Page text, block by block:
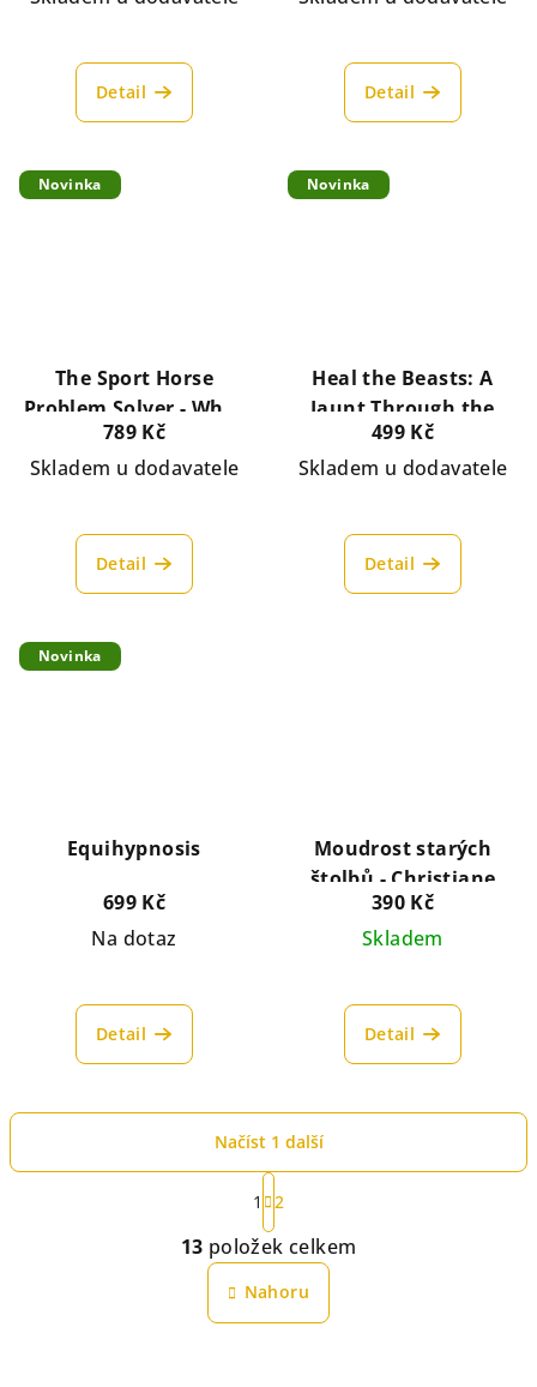
Detail Detail
Novinka
The Sport Horse
Problem Solver - What
Works, What Doesn't,
and How to Make It All
789 Kč
Skladem u dodavatele
Detail
Novinka
Heal the Beasts: A
Jaunt Through the
Curious History of the
Veterinary ArtsPhilipp
499 Kč
Skladem u dodavatele
Detail
Novinka
Equihypnosis
699 Kč
Na dotaz
Detail
Moudrost starých
štolbů - Christiane
Gohl
390 Kč
Skladem
Detail
O
v
l
Načíst 1 další
S
t
r
á
n
k
o
1 2
13 položek celkem
Nahoru